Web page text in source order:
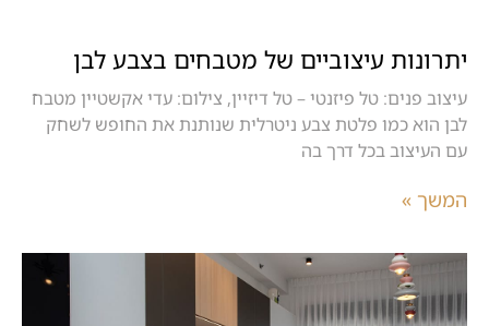
יתרונות עיצוביים של מטבחים בצבע לבן
עיצוב פנים: טל פיזנטי – טל דיזיין, צילום: עדי אקשטיין מטבח
לבן הוא כמו פלטת צבע ניטרלית שנותנת את החופש לשחק
עם העיצוב בכל דרך בה
המשך »